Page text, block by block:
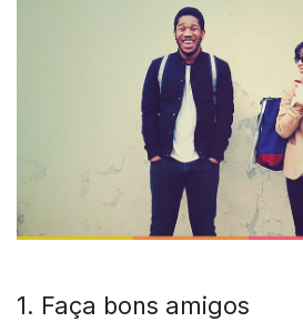
1. Faça bons amigos